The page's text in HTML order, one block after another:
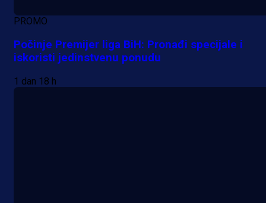
PROMO
Počinje Premijer liga BiH: Pronađi specijale i
iskoristi jedinstvenu ponudu
1 dan 18 h